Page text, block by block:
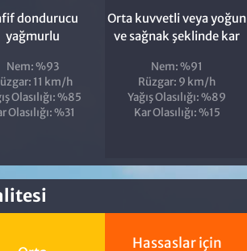
dondurucu
yağmurlu
Nem: %93
11 km/h
Olasılığı: %85
Olasılığı: %31
Orta kuvvetli veya yoğun
ve sağnak şeklinde kar
Nem: %91
Rüzgar: 9 km/h
Yağış Olasılığı: %89
Kar Olasılığı: %15
Hassaslar için